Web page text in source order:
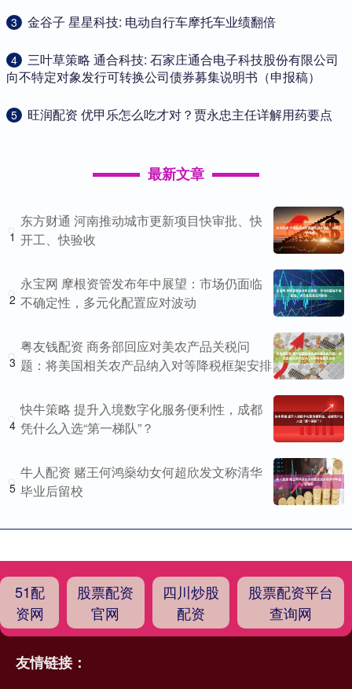
3 ​金谷子 星星科技: 电动自行车摩托车业绩翻倍
4
​三叶草策略 通合科技: 石家庄通合电子科技股份有限公司
向不特定对象发行可转换公司债券募集说明书（申报稿）
5 ​旺润配资 优甲乐怎么吃才对？贾永忠主任详解用药要点
最新文章
1
东方财通 河南推动城市更新项目快审批、快
开工、快验收
2
永宝网 摩根资管发布年中展望：市场仍面临
不确定性，多元化配置应对波动
3
粤友钱配资 商务部回应对美农产品关税问
题：将美国相关农产品纳入对等降税框架安排
4
快牛策略 提升入境数字化服务便利性，成都
凭什么入选“第一梯队”？
5
牛人配资 赌王何鸿燊幼女何超欣发文称清华
毕业后留校
51配
资网
股票配资
官网
四川炒股
配资
股票配资平台
查询网
友情链接：